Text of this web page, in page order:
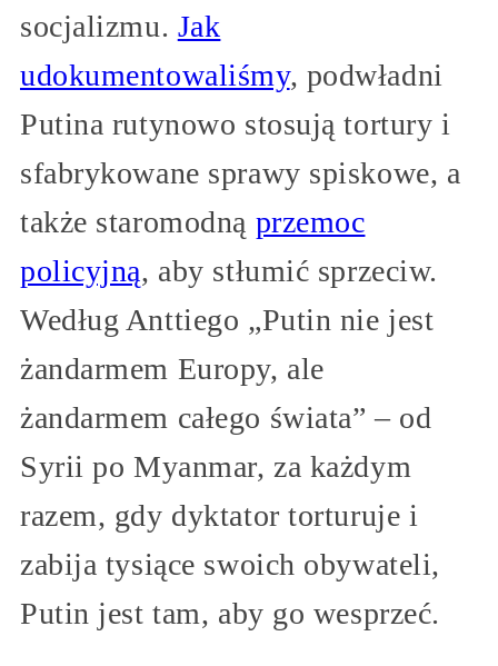
socjalizmu. Jak
udokumentowaliśmy, podwładni
Putina rutynowo stosują tortury i
sfabrykowane sprawy spiskowe, a
także staromodną przemoc
policyjną, aby stłumić sprzeciw.
Według Anttiego „Putin nie jest
żandarmem Europy, ale
żandarmem całego świata” – od
Syrii po Myanmar, za każdym
razem, gdy dyktator torturuje i
zabija tysiące swoich obywateli,
Putin jest tam, aby go wesprzeć.